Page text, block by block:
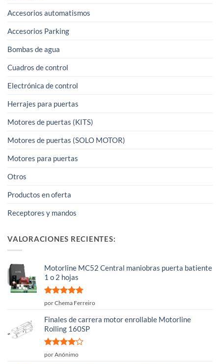
Accesorios automatismos
Accesorios Parking
Bombas de agua
Cuadros de control
Electrónica de control
Herrajes para puertas
Motores de puertas (KITS)
Motores de puertas (SOLO MOTOR)
Motores para puertas
Otros
Productos en oferta
Receptores y mandos
VALORACIONES RECIENTES:
Motorline MC52 Central maniobras puerta batiente
1 o 2 hojas
Valorado
por Chema Ferreiro
Finales de carrera motor enrollable Motorline
Rolling 160SP
Valorado
por Anónimo